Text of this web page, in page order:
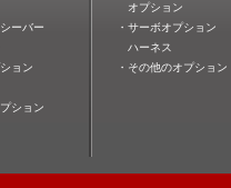
ーバー
ョン
ション
オプション
・サーボオプション
ハーネス
・その他のオプション